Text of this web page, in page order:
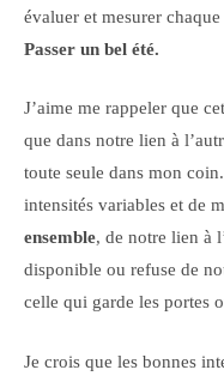
évaluer et mesurer
Passer un bel été.
J’aime me rappeler que
que dans notre lien à
toute seule dans mon
intensités variables et de
ensemble, de notre lien à
disponible ou refuse de
celle qui garde les portes
Je crois que les bonnes